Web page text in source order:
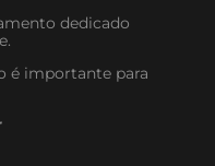
dedicado
é importante para